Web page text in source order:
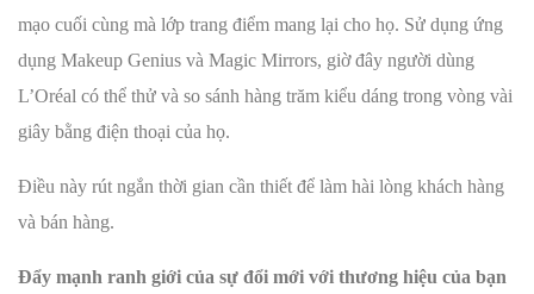
mạo cuối cùng mà lớp trang điểm mang lại cho họ. Sử dụng ứng
dụng Makeup Genius và Magic Mirrors, giờ đây người dùng
L’Oréal có thể thử và so sánh hàng trăm kiểu dáng trong vòng vài
giây bằng điện thoại của họ.
Điều này rút ngắn thời gian cần thiết để làm hài lòng khách hàng
và bán hàng.
Đẩy mạnh ranh giới của sự đổi mới với thương hiệu của bạn